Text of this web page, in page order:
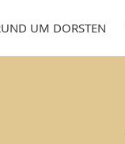
UM DORSTEN